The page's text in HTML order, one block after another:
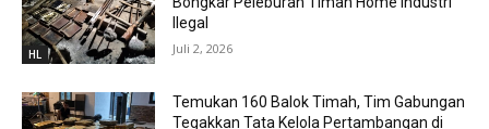
HL
Ilegal
Juli 2, 2026
Temukan 160 Balok Timah, Tim Gabungan
Tegakkan Tata Kelola Pertambangan di